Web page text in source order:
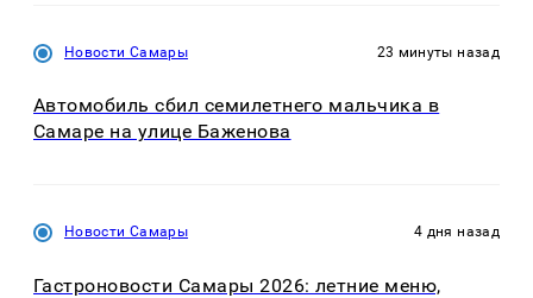
Новости Самары 23 минуты назад
Автомобиль сбил семилетнего мальчика в
Самаре на улице Баженова
Новости Самары 4 дня назад
Гастроновости Самары 2026: летние меню,